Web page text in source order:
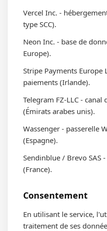
Vercel Inc. -
type SCC).
Neon Inc. - base de
Europe).
Stripe Payments Europe
paiements (Irlande).
Telegram FZ-LLC -
(Émirats arabes unis).
Wassenger - passerelle
(Espagne).
Sendinblue / Brevo SAS
(France).
Consentement
En utilisant le service,
traitement de ses